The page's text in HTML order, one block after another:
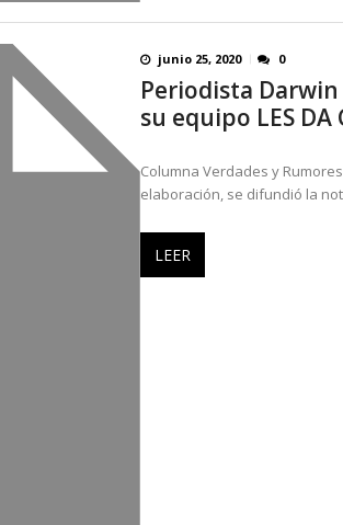
junio 25, 2020 0
Periodista Darwin
su equipo LES DA
Columna Verdades y
elaboración, se difundió la
LEER